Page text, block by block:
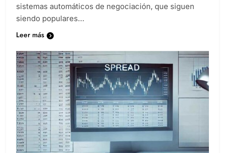
sistemas automático͏s de negocia͏ción, que s͏iguen
siendo populares…
Leer más